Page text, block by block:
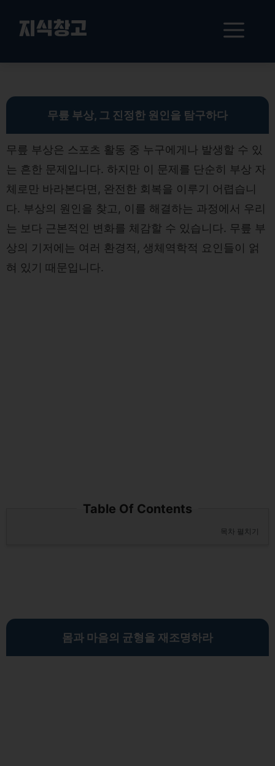
뛰
지식창고
메
뉴
무릎 부상, 그 진정한 원인을 탐구하다
무릎 부상은 스포츠 활동 중 누구에게나 발생할 수 있
는 흔한 문제입니다. 하지만 이 문제를 단순히 부상 자
체로만 바라본다면, 완전한 회복을 이루기 어렵습니
다. 부상의 원인을 찾고, 이를 해결하는 과정에서 우리
는 보다 근본적인 변화를 체감할 수 있습니다. 무릎 부
상의 기저에는 여러 환경적, 생체역학적 요인들이 얽
혀 있기 때문입니다.
Table Of Contents
목차 펼치기
몸과 마음의 균형을 재조명하라